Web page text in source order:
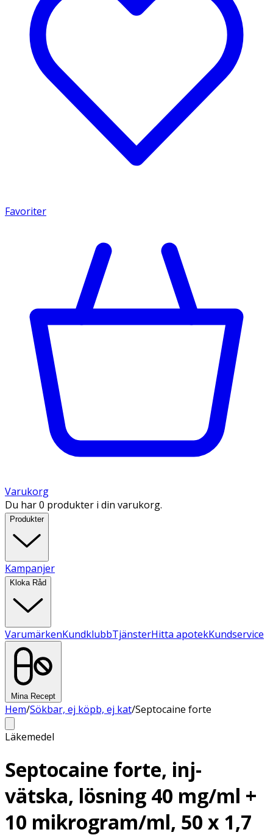
Favoriter
Varukorg
Du har 0 produkter i din varukorg.
Produkter
Kampanjer
Kloka Råd
VarumärkenKundklubbTjänsterHitta apotekKundservice
Mina Recept
Hem/Sökbar, ej köpb, ej kat/Septocaine forte
Läkemedel
Septocaine forte, inj-
vätska, lösning 40 mg/ml +
10 mikrogram/ml, 50 x 1,7